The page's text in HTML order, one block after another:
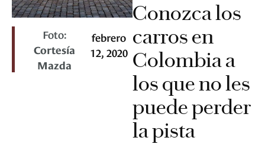
Foto:
Cortesía
Mazda
febrero
12, 2020
Conozca los
carros en
Colombia a
los que no les
puede perder
la pista